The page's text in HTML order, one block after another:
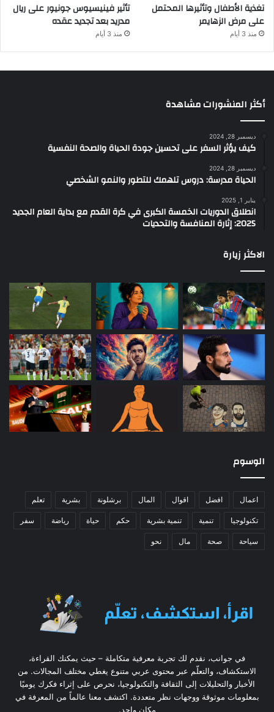
تغذية الأطفال وتأثيرها المحتمل
على مرض الزهايمر
منذ 3 أيام
تأثير فينيسيوس جونيور على ريال
مدريد بعد تجديد عقده
منذ 3 أيام
أكثر المنشورات مشاهدة
ديسمبر 28, 2024
كيف يؤثر السفر على تحسين جودة الحياة والصحة النفسية
ديسمبر 28, 2024
الحياة مدرسة: دروس تلهمك للتطور والنمو الشخصي
يناير 1, 2025
انطلاق الدوريات الخمسة الكبرى في كرة القدم مع بداية العام الجديد
2025: إثارة المنافسة والتحديات
الاكثر زيارة
الوسوم
اعمال افضل اقوال المال برشلونة بشرية تعلم
تكنولوجيا تنمية تنمية بشرية حكم حياة رياضة سفر
سياحة صحة مال نحو
في جوانب، نقدم لك تجربة معرفية متكاملة – حيث يمكنك القراءة،
الاستكشاف، والتعلّم عبر محتوى عربي متنوع يغطي مختلف المجالات. من
الأخبار والتحليلات إلى الثقافة والتكنولوجيا، نحرص على إثراء فكرك يوميًا
بمعلومات موثوقة ووجهات نظر متعددة. اكتشف معنا عالماً من المعرفة في
مكان واحد.